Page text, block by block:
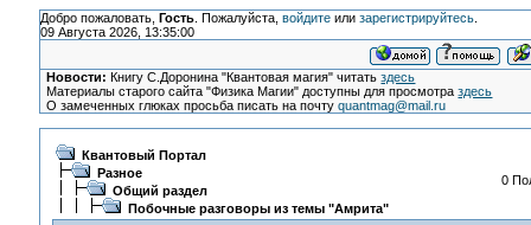
Добро пожаловать, Гость. Пожалуйста, войдитеили зарегистрируйтесь.
09 Августа 2026, 13:35:00
Новости: Книгу С.Доронина "Квантовая магия" читатьздесь
Материалы старого сайта "Физика Магии" доступны для просмотраздесь
О замеченных глюках просьба писать на почтуquantmag@mail.ru
Квантовый Портал
Разное
Общий раздел
Побочные разговоры из темы "Амрита"
0